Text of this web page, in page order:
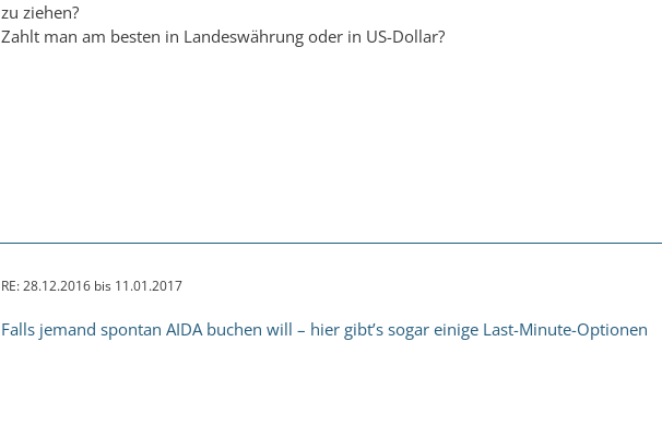
zu ziehen?
Zahlt man am besten in Landeswährung oder in US-Dollar?
RE: 28.12.2016 bis 11.01.2017
Falls jemand spontan AIDA buchen will – hier gibt’s sogar einige Last-Minute-Optionen